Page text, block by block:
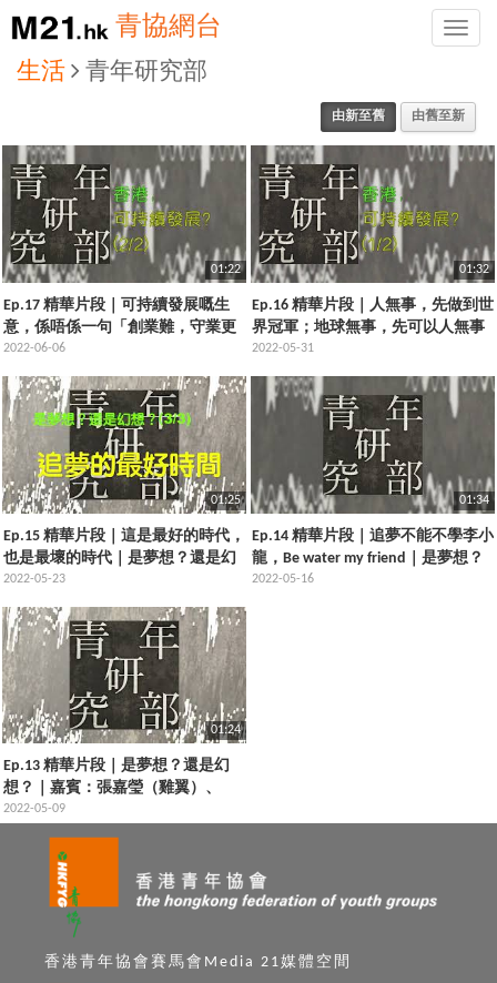
Toggle
青協網台
生活 青年研究部
由新至舊 由舊至新
01:22
Ep.17 精華片段｜可持續發展嘅生
意，係唔係一句「創業難，守業更
難」可以講得曬？｜香港可持續發
2022-06-06
01:32
Ep.16 精華片段｜人無事，先做到世
界冠軍；地球無事，先可以人無事
｜香港，可持續發展？(1/2)
2022-05-31
01:25
Ep.15 精華片段｜這是最好的時代，
也是最壞的時代｜是夢想？還是幻
想？
2022-05-23
01:34
Ep.14 精華片段｜追夢不能不學李小
龍，Be water my friend｜是夢想？
還是幻想？
2022-05-16
01:24
Ep.13 精華片段｜是夢想？還是幻
想？｜嘉賓：張嘉瑩（雞翼）、
Iverson
2022-05-09
香港青年協會賽馬會Media 21媒體空間